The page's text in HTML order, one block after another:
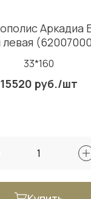
Аркадиа
левая
33*160
15520 руб./шт